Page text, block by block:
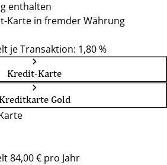
enthalten
Karte in fremder Währung
je Transaktion: 1,80 %
Kredit-Karte
Kreditkarte Gold
84,00 € pro Jahr